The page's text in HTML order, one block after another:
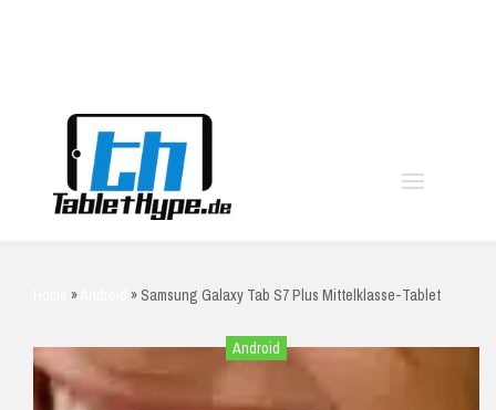
» » Samsung Galaxy Tab S7 Plus Mittelklasse-Tablet
Android